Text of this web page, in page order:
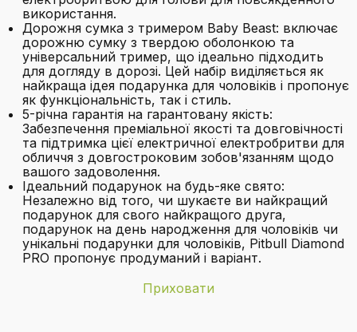
використання.
Дорожня сумка з тримером Baby Beast: включає
дорожню сумку з твердою оболонкою та
універсальний тример, що ідеально підходить
для догляду в дорозі. Цей набір виділяється як
найкраща ідея подарунка для чоловіків і пропонує
як функціональність, так і стиль.
5-річна гарантія на гарантовану якість:
Забезпечення преміальної якості та довговічності
та підтримка цієї електричної електробритви для
обличчя з довгостроковим зобов'язанням щодо
вашого задоволення.
Ідеальний подарунок на будь-яке свято:
Незалежно від того, чи шукаєте ви найкращий
подарунок для свого найкращого друга,
подарунок на день народження для чоловіків чи
унікальні подарунки для чоловіків, Pitbull Diamond
PRO пропонує продуманий і варіант.
Приховати